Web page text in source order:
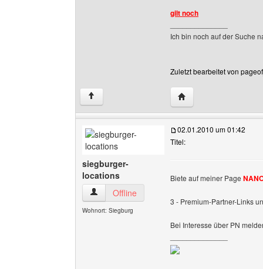
gilt noch
Ich bin noch auf der Suche
Zuletzt bearbeitet von
↑ Website dieses
siegburger-
locations
siegburger-locations Benutzer-Profile anzeigen
Offline
Wohnort: Siegburg
02.01.2010 um 01:42
Titel:
Biete auf meiner Page
3 - Premium-Partner-Links
Bei Interesse über PN